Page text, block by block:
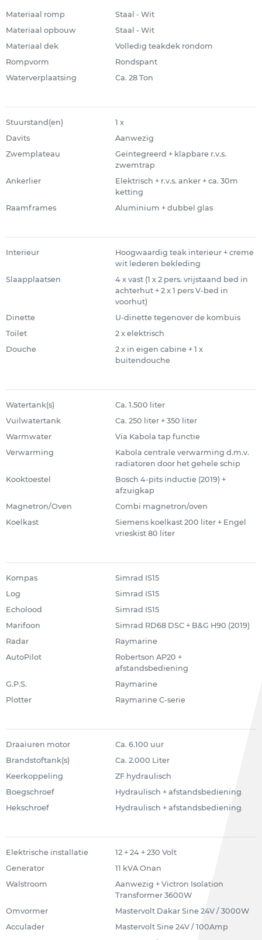
Materiaal romp
Staal - Wit
Materiaal opbouw
Staal - Wit
Materiaal dek
Volledig teakdek rondom
Rompvorm
Rondspant
Waterverplaatsing
Ca. 28 Ton
Stuurstand(en)
1 x
Davits
Aanwezig
Zwemplateau
Geïntegreerd + klapbare r.v.s.
zwemtrap
Ankerlier
Elektrisch + r.v.s. anker + ca. 30m
ketting
Raamframes
Aluminium + dubbel glas
Interieur
Hoogwaardig teak interieur + creme
wit lederen bekleding
Slaapplaatsen
4 x vast (1 x 2 pers. vrijstaand bed in
achterhut + 2 x 1 pers V-bed in
voorhut)
Dinette
U-dinette tegenover de kombuis
Toilet
2 x elektrisch
Douche
2 x in eigen cabine + 1 x
buitendouche
Watertank(s)
Ca. 1.500 liter
Vuilwatertank
Ca. 250 liter + 350 liter
Warmwater
Via Kabola tap functie
Verwarming
Kabola centrale verwarming d.m.v.
radiatoren door het gehele schip
Kooktoestel
Bosch 4-pits inductie (2019) +
afzuigkap
Magnetron/Oven
Combi magnetron/oven
Koelkast
Siemens koelkast 200 liter + Engel
vrieskist 80 liter
Kompas
Simrad IS15
Log
Simrad IS15
Echolood
Simrad IS15
Marifoon
Simrad RD68 DSC + B&G H90 (2019)
Radar
Raymarine
AutoPilot
Robertson AP20 +
afstandsbediening
G.P.S.
Raymarine
Plotter
Raymarine C-serie
Draaiuren motor
Ca. 6.100 uur
Brandstoftank(s)
Ca. 2.000 Liter
Keerkoppeling
ZF hydraulisch
Boegschroef
Hydraulisch + afstandsbediening
Hekschroef
Hydraulisch + afstandsbediening
Elektrische installatie
12 + 24 + 230 Volt
Generator
11 kVA Onan
Walstroom
Aanwezig + Victron Isolation
Transformer 3600W
Omvormer
Mastervolt Dakar Sine 24V / 3000W
Acculader
Mastervolt Sine 24V / 100Amp